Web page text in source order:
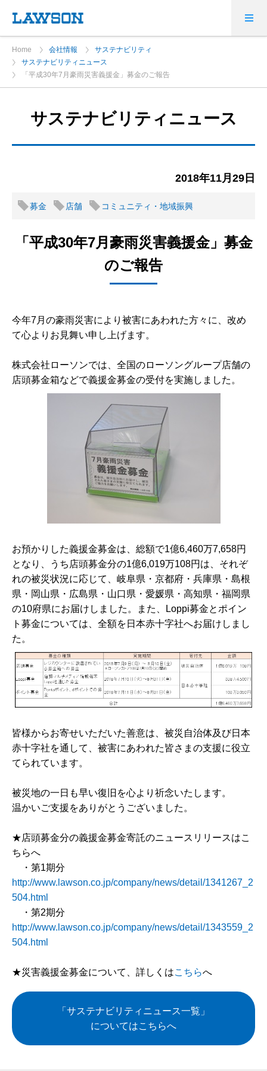
Home 会社情報
サステナビリティ
サステナビリティニュース
「平成30年7月豪雨災害義援金」募金のご報告
サステナビリティニュース
2018年11月29日
募金 店舗 コミュニティ・地域振興
「平成30年7月豪雨災害義援金」募金
のご報告
今年7月の豪雨災害により被害にあわれた方々に、改め
て心よりお見舞い申し上げます。
株式会社ローソンでは、全国のローソングループ店舗の
店頭募金箱などで義援金募金の受付を実施しました。
お預かりした義援金募金は、総額で1億6,460万7,658円
となり、うち店頭募金分の1億6,019万108円は、それぞ
れの被災状況に応じて、岐阜県・京都府・兵庫県・島根
県・岡山県・広島県・山口県・愛媛県・高知県・福岡県
の10府県にお届けしました。また、Loppi募金とポイン
ト募金については、全額を日本赤十字社へお届けしまし
た。
皆様からお寄せいただいた善意は、被災自治体及び日本
赤十字社を通して、被害にあわれた皆さまの支援に役立
てられています。
被災地の一日も早い復旧を心より祈念いたします。
温かいご支援をありがとうございました。
★店頭募金分の義援金募金寄託のニュースリリースはこ
ちらへ
・第1期分
http://www.lawson.co.jp/company/news/detail/1341267_2
504.html
・第2期分
http://www.lawson.co.jp/company/news/detail/1343559_2
504.html
★災害義援金募金について、詳しくはこちらへ
「サステナビリティニュース一覧」
についてはこちらへ